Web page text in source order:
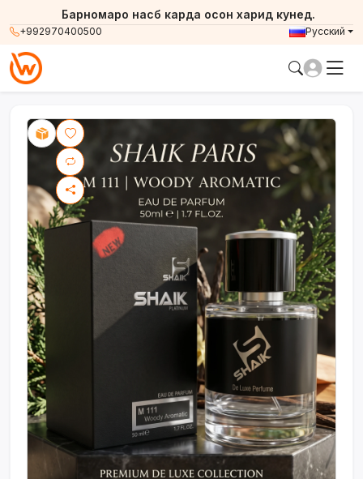
+992970400500
Барномаро насб карда осон харид кунед.
Русский